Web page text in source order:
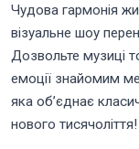
Чудова гармонія
візуальне шоу
Дозвольте музиці
емоції знайомим
яка об’єднає
нового тисячоліття!